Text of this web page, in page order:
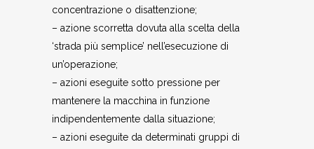
concentrazione o disattenzione;
– azione scorretta dovuta alla scelta della
‘strada più semplice’ nell’esecuzione di
un’operazione;
– azioni eseguite sotto pressione per
mantenere la macchina in funzione
indipendentemente dalla situazione;
– azioni eseguite da determinati gruppi di